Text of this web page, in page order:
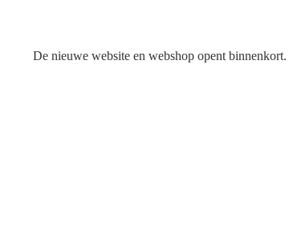
De nieuwe website en webshop opent